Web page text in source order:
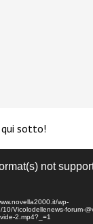
qui sotto!
not
wp-
Vicolodellenews-forum-
2.mp4?_=1